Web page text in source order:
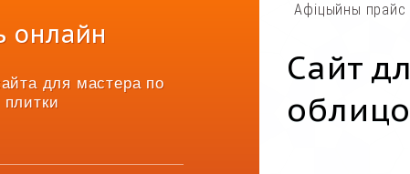
онлайн
для мастера по
Афіцыйны прайс
Сайт